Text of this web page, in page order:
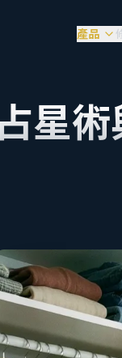
產品
占星